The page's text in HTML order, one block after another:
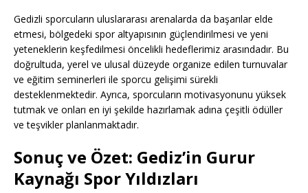
Gedizli sporcuların uluslararası arenalarda da başarılar elde
etmesi, bölgedeki spor altyapısının güçlendirilmesi ve yeni
yeteneklerin keşfedilmesi öncelikli hedeflerimiz arasındadır. Bu
doğrultuda, yerel ve ulusal düzeyde organize edilen turnuvalar
ve eğitim seminerleri ile sporcu gelişimi sürekli
desteklenmektedir. Ayrıca, sporcuların motivasyonunu yüksek
tutmak ve onları en iyi şekilde hazırlamak adına çeşitli ödüller
ve teşvikler planlanmaktadır.
Sonuç ve Özet: Gediz’in Gurur
Kaynağı Spor Yıldızları